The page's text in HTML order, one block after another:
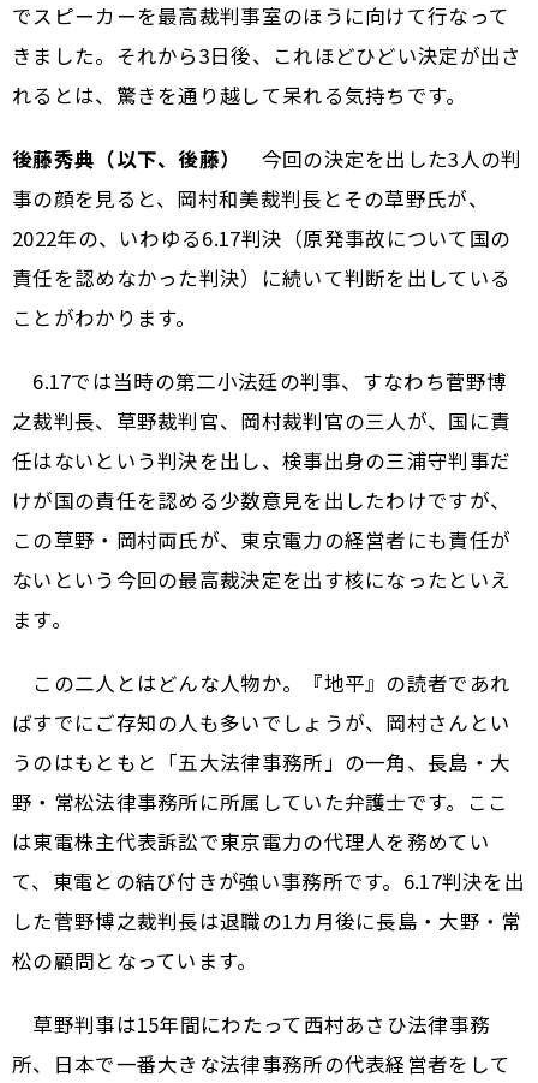
でスピーカーを最高裁判事室のほうに向けて行なって
きました。それから3日後、これほどひどい決定が出さ
れるとは、驚きを通り越して呆れる気持ちです。
後藤秀典（以下、後藤）
今回の決定を出した3人の判
事の顔を見ると、岡村和美裁判長とその草野氏が、
2022年の、いわゆる6.17判決（原発事故について国の
責任を認めなかった判決）に続いて判断を出している
ことがわかります。
6.17では当時の第二小法廷の判事、すなわち菅野博
之裁判長、草野裁判官、岡村裁判官の三人が、国に責
任はないという判決を出し、検事出身の三浦守判事だ
けが国の責任を認める少数意見を出したわけですが、
この草野・岡村両氏が、東京電力の経営者にも責任が
ないという今回の最高裁決定を出す核になったといえ
ます。
この二人とはどんな人物か。『地平』の読者であれ
ばすでにご存知の人も多いでしょうが、岡村さんとい
うのはもともと「五大法律事務所」の一角、長島・大
野・常松法律事務所に所属していた弁護士です。ここ
は東電株主代表訴訟で東京電力の代理人を務めてい
て、東電との結び付きが強い事務所です。6.17判決を出
した菅野博之裁判長は退職の1カ月後に長島・大野・常
松の顧問となっています。
草野判事は15年間にわたって西村あさひ法律事務
所、日本で一番大きな法律事務所の代表経営者をして